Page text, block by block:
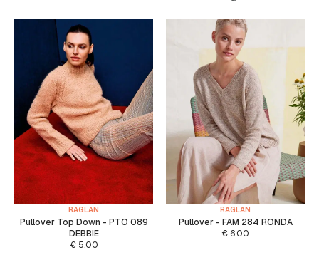
RAGLAN
Pullover Top Down - PTO 089
DEBBIE
€5.00
RAGLAN
Pullover - FAM 284 RONDA
€ 6.00